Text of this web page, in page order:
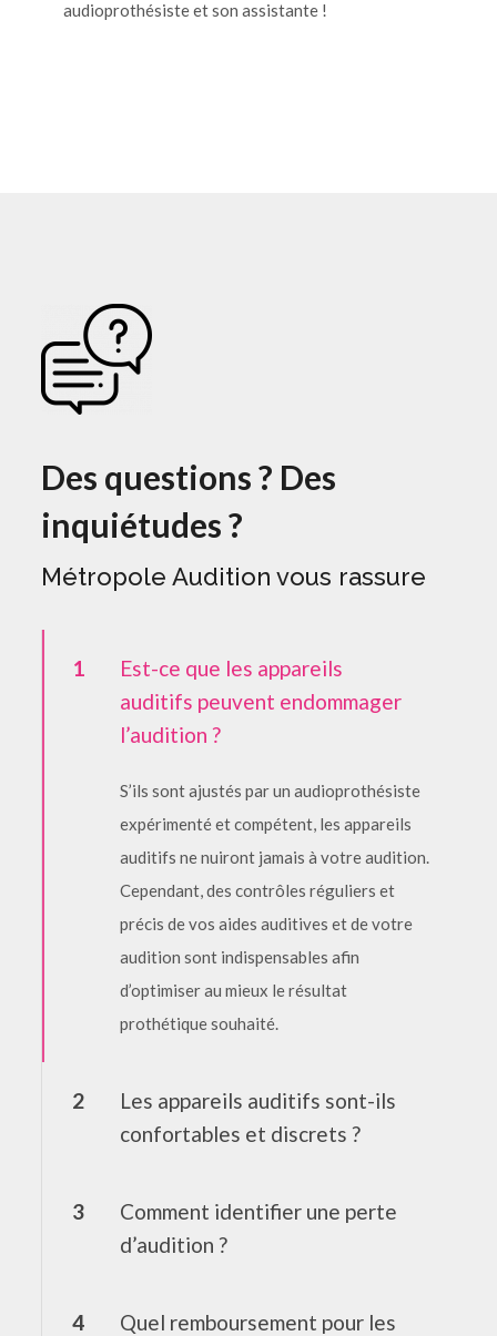
audioprothésiste et son assistante !
Des questions ? Des
inquiétudes ?
Métropole Audition vous rassure
1
Est-ce que les appareils
auditifs peuvent endommager
l’audition ?
S’ils sont ajustés par un audioprothésiste
expérimenté et compétent, les appareils
auditifs ne nuiront jamais à votre audition.
Cependant, des contrôles réguliers et
précis de vos aides auditives et de votre
audition sont indispensables afin
d’optimiser au mieux le résultat
prothétique souhaité.
2
Les appareils auditifs sont-ils
confortables et discrets ?
3
Comment identifier une perte
d’audition ?
4
Quel remboursement pour les